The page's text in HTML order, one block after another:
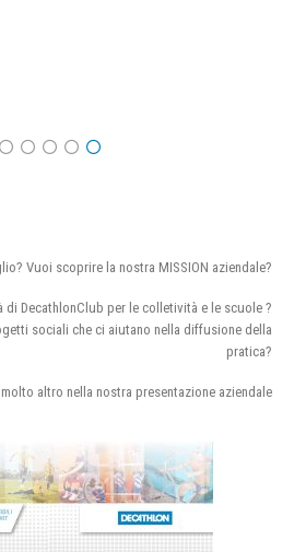
Vuoi scoprire la nostra MISSION aziendale?
DecathlonClub per le colletività e le scuole ?
sociali che ci aiutano nella diffusione della
pratica?
altro nella nostra presentazione aziendale